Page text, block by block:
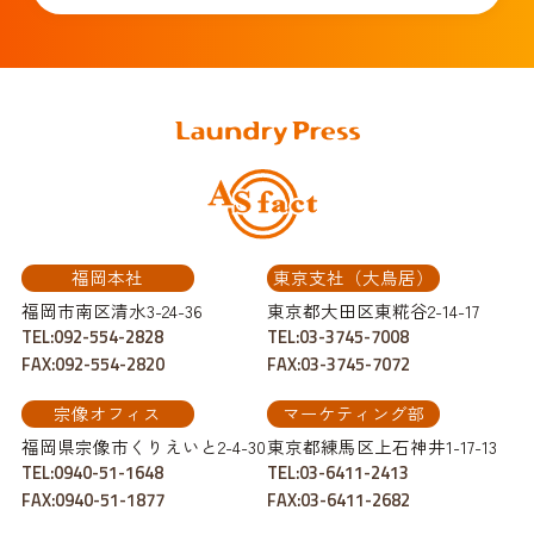
福岡本社
福岡市南区清水3-24-36
TEL:092-554-2828
FAX:092-554-2820
宗像オフィス
福岡県宗像市くりえいと2-4-30
TEL:0940-51-1648
FAX:0940-51-1877
東京支社（大鳥居）
東京都大田区東糀谷2-14-17
TEL:03-3745-7008
FAX:03-3745-7072
マーケティング部
東京都練馬区上石神井1-17-13
TEL:03-6411-2413
FAX:03-6411-2682